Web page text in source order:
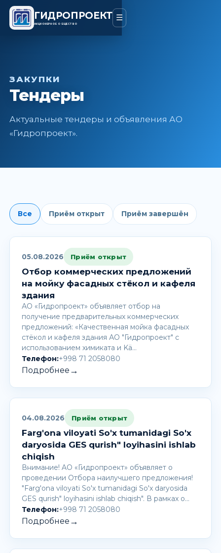
ГИДРОПРОЕКТ
АКЦИОНЕРНОЕ ОБЩЕСТВО
☰
ЗАКУПКИ
Тендеры
Актуальные тендеры и объявления АО
«Гидропроект».
Все Приём открыт Приём завершён
05.08.2026 Приём открыт
Отбор коммерческих предложений
на мойку фасадных стёкол и кафеля
здания
АО «Гидропроект» объявляет отбор на
получение предварительных коммерческих
предложений: «Качественная мойка фасадных
стёкол и кафеля здания АО "Гидропроект" с
использованием химиката и Kä…
Телефон:+998 71 2058080
Подробнее →
04.08.2026 Приём открыт
Farg'ona viloyati So'x tumanidagi So'x
daryosida GES qurish" loyihasini ishlab
chiqish
Внимание! AО «Гидропроект» объявляет о
проведении Отбора наилучшего предложения!
"Farg'ona viloyati So'x tumanidagi So'x daryosida
GES qurish" loyihasini ishlab chiqish". В рамках о…
Телефон:+998 71 2058080
Подробнее →